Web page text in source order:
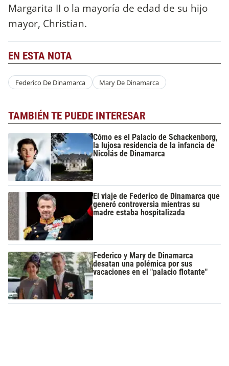
Margarita II o la mayoría de edad de su hijo
mayor, Christian.
EN ESTA NOTA
Federico De Dinamarca Mary De Dinamarca
TAMBIÉN TE PUEDE INTERESAR
Cómo es el Palacio de Schackenborg,
la lujosa residencia de la infancia de
Nicolás de Dinamarca
El viaje de Federico de Dinamarca que
generó controversia mientras su
madre estaba hospitalizada
Federico y Mary de Dinamarca
desatan una polémica por sus
vacaciones en el "palacio flotante"